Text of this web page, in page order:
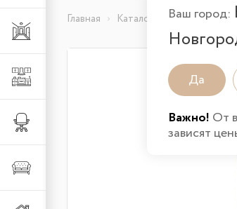
Ваш город:
Да
Важно! От
зависят
Главная Каталог товаров Кухня